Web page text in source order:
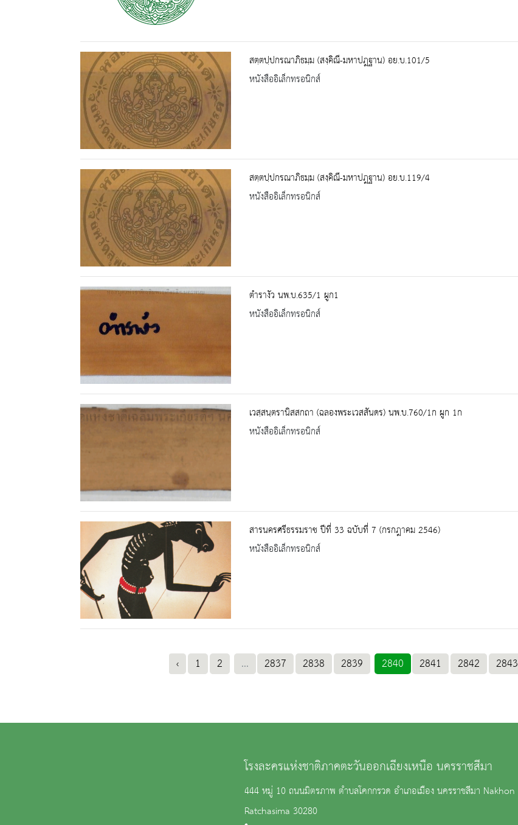
สตฺตปฺปกรณาภิธมฺม (สงฺคิณี-มหาปฎฐาน) อย.บ.101/5
หนังสืออิเล็กทรอนิกส์
สตฺตปฺปกรณาภิธมฺม (สงฺคิณี-มหาปฎฐาน) อย.บ.119/4
หนังสืออิเล็กทรอนิกส์
ตำรางัว นพ.บ.635/1 ผูก1
หนังสืออิเล็กทรอนิกส์
เวสฺสนฺตรานิสสกถา (ฉลองพระเวสสันดร) นพ.บ.760/1ก ผูก 1ก
หนังสืออิเล็กทรอนิกส์
สารนครศรีธรรมราช ปีที่ 33 ฉบับที่ 7 (กรกฎาคม 2546)
หนังสืออิเล็กทรอนิกส์
‹ 1 2 ... 2837 2838 2839 2840 2841 2842 2843
โรงละครแห่งชาติภาคตะวันออกเฉียงเหนือ นครราชสีมา
444 หมู่ 10 ถนนมิตรภาพ ตำบลโคกกรวด อำเภอเมือง นครราชสีมา Nakhon
Ratchasima 30280